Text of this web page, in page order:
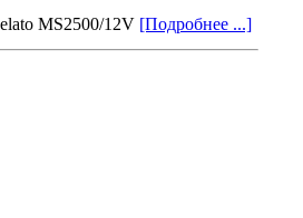
MS2500/12V [Подробнее ...]